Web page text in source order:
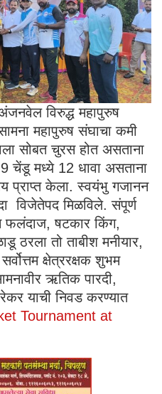
विरुद्ध महापुरुष
महापुरुष संघाचा कमी
सोबत चुरस होत असताना
चेंडू मध्ये 12 धावा असताना
प्राप्त केला. स्वयंभु गजानन
विजेतेपद मिळविले. संपूर्ण
फलंदाज, षटकार किंग,
ठरला तो ताबीश मनीयार,
क्षेत्ररक्षक शुभम
ऋतिक पारदी,
याची निवड करण्यात
Tournament at